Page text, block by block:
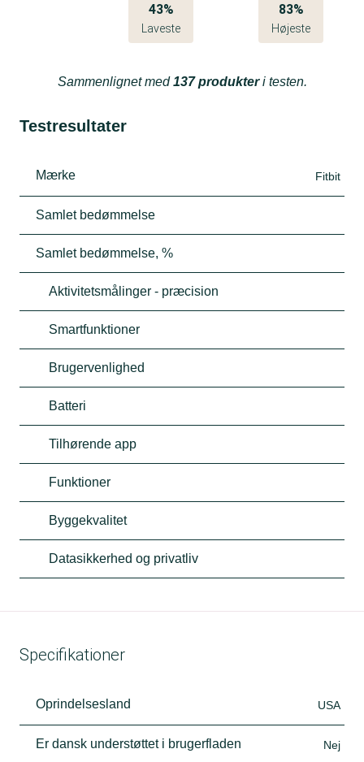
43%
Laveste
83%
Højeste
Sammenlignet med137 produkteri testen.
Testresultater
Mærke Fitbit
Samlet bedømmelse
Samlet bedømmelse, %
Aktivitetsmålinger - præcision
Smartfunktioner
Brugervenlighed
Batteri
Tilhørende app
Funktioner
Byggekvalitet
Datasikkerhed og privatliv
Specifikationer
Oprindelsesland USA
Er dansk understøttet i brugerfladen Nej